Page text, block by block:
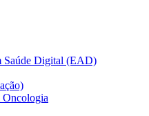
Saúde Digital (EAD)
Oncologia